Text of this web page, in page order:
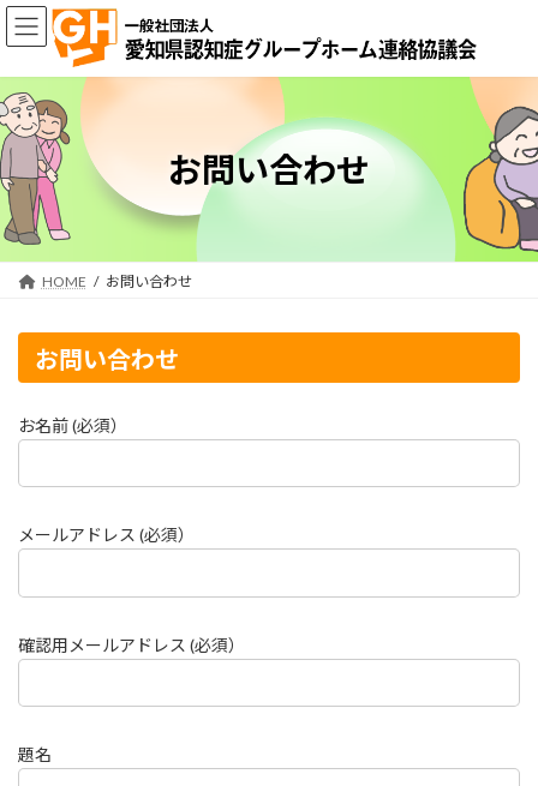
コ
ン
ン
ツ
へ
ス
キ
ッ
プ
ナ
ビ
ー
シ
ョ
ン
に
移
動
お問い合わせ
HOME お問い合わせ
お問い合わせ
お名前 (必須）
メールアドレス (必須）
確認用メールアドレス (必須）
題名